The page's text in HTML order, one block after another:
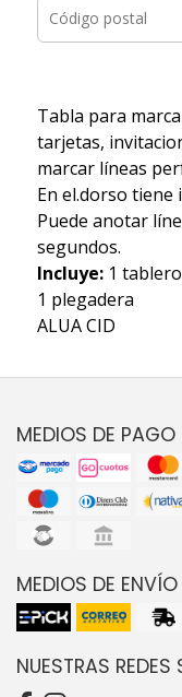
Tabla para
tarjetas,
marcar líneas
En el.dorso tiene
Puede anotar
segundos.
Incluye: 1
1 plegadera
ALUA CID
MEDIOS DE PAGO
MEDIOS DE ENVÍO
NUESTRAS REDES